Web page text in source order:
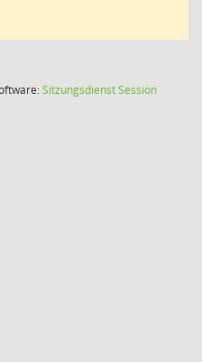
SitzungsdienstSession(Wird in